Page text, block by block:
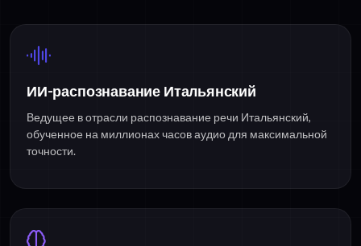
ИИ-распознавание Итальянский
Ведущее в отрасли распознавание речи Итальянский,
обученное на миллионах часов аудио для максимальной
точности.